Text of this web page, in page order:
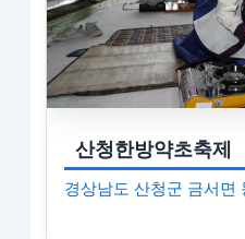
산청한방약초축제
경상남도 산청군 금서면